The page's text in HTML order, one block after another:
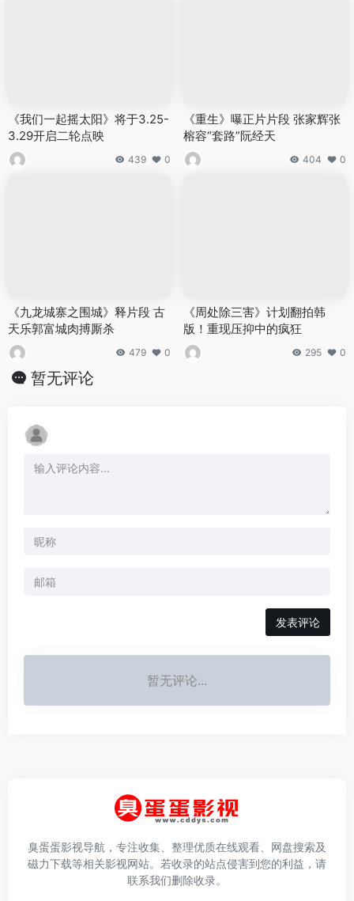
《我们一起摇太阳》将于3.25-
3.29开启二轮点映
439 0
《重生》曝正片片段 张家辉张
榕容“套路”阮经天
404 0
《九龙城寨之围城》释片段 古
天乐郭富城肉搏厮杀
479 0
《周处除三害》计划翻拍韩
版！重现压抑中的疯狂
295 0
暂无评论
发表评论
暂无评论...
臭蛋蛋影视导航，专注收集、整理优质在线观看、网盘搜索及
磁力下载等相关影视网站。若收录的站点侵害到您的利益，请
联系我们删除收录。